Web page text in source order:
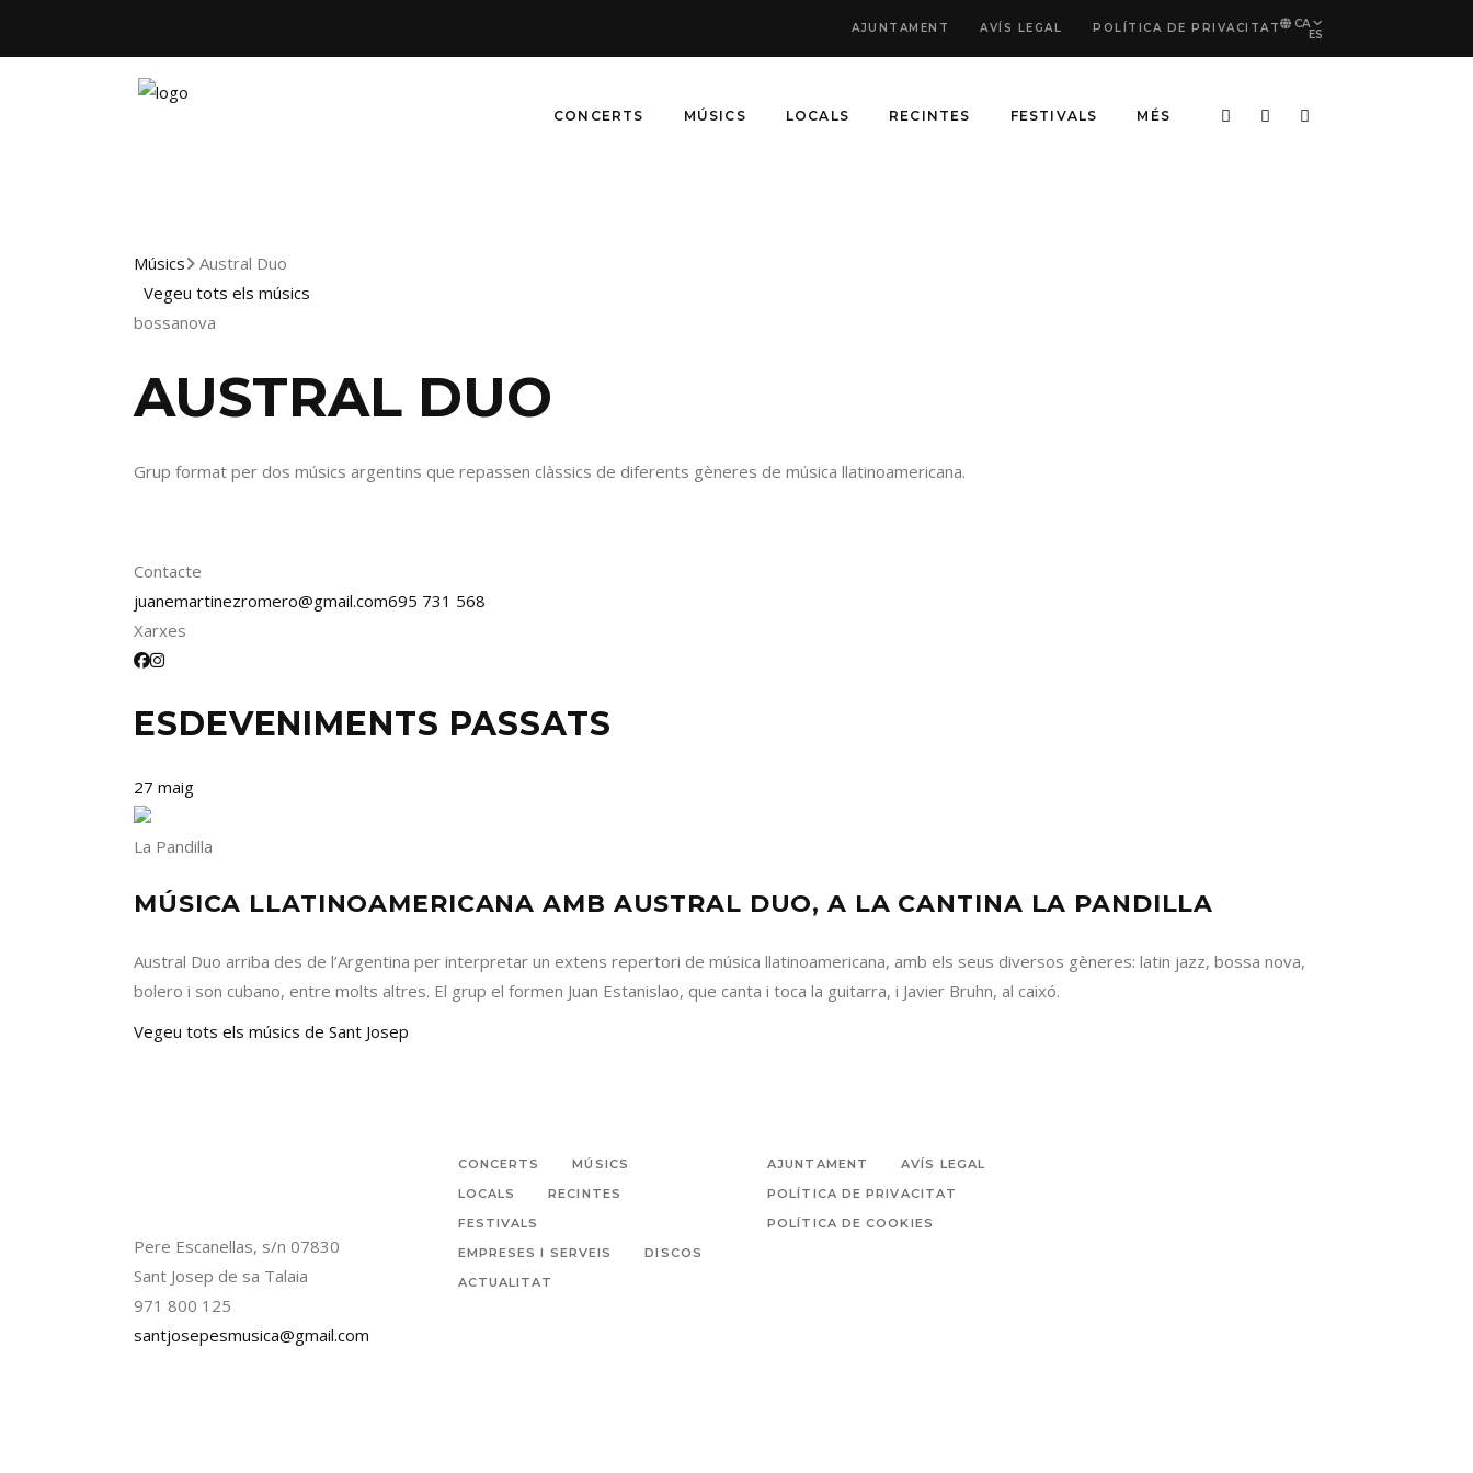
AJUNTAMENT AVÍS LEGAL POLÍTICA DE PRIVACITAT CA
ES
CONCERTS MÚSICS LOCALS RECINTES FESTIVALS MÉS
Músics
Austral Duo
Vegeu tots els músics
bossanova
AUSTRAL DUO
Grup format per dos músics argentins que repassen clàssics de diferents gèneres de música llatinoamericana.
Contacte
juanemartinezromero@gmail.com695 731 568
Xarxes
ESDEVENIMENTS PASSATS
27 maig
La Pandilla
MÚSICA LLATINOAMERICANA AMB AUSTRAL DUO, A LA CANTINA LA PANDILLA
Austral Duo arriba des de l’Argentina per interpretar un extens repertori de música llatinoamericana, amb els seus diversos gèneres: latin jazz, bossa nova,
bolero i son cubano, entre molts altres. El grup el formen Juan Estanislao, que canta i toca la guitarra, i Javier Bruhn, al caixó.
Vegeu tots els músics de Sant Josep
Pere Escanellas, s/n 07830
Sant Josep de sa Talaia
971 800 125
santjosepesmusica@gmail.com
CONCERTS
MÚSICS
LOCALS
RECINTES
FESTIVALS
EMPRESES I SERVEIS
DISCOS
ACTUALITAT
AJUNTAMENT
AVÍS LEGAL
POLÍTICA DE PRIVACITAT
POLÍTICA DE COOKIES